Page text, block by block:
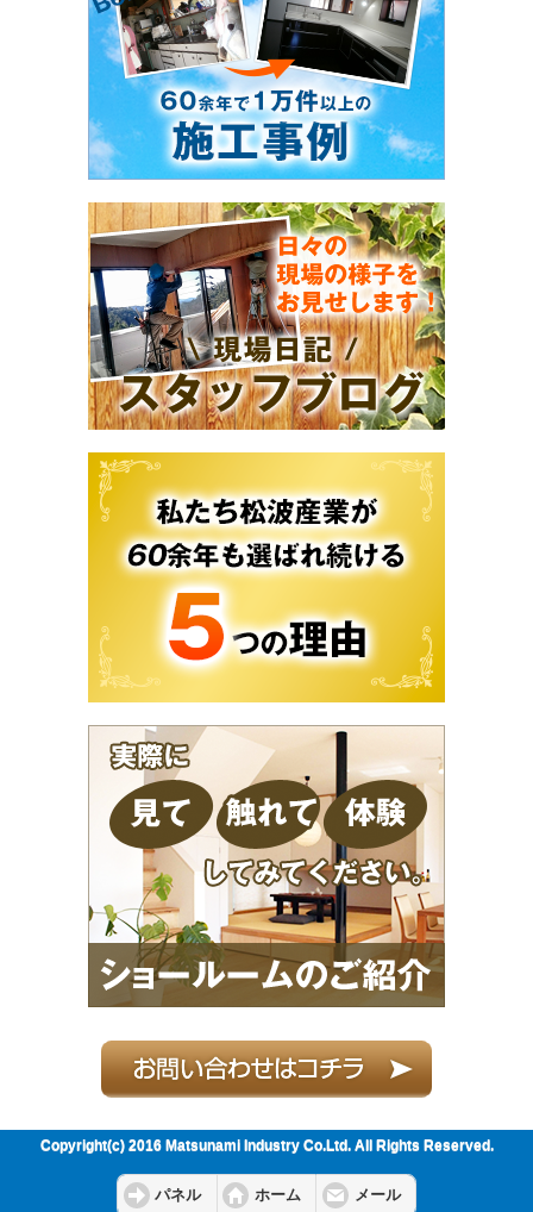
Copyright(c) 2016 Matsunami Industry Co.Ltd. All Rights Reserved.
パネル ホーム メール